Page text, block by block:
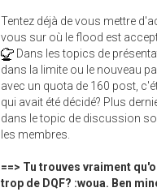
Tentez déjà de vous mettre
vous sur où le flood est
Dans les topics de
dans la limite ou le nouveau
avec un quota de 160 post,
qui avait été décidé? Plus
dans le topic de discussion
les membres.
==> Tu trouves vraiment
trop de DQF? :woua. Ben